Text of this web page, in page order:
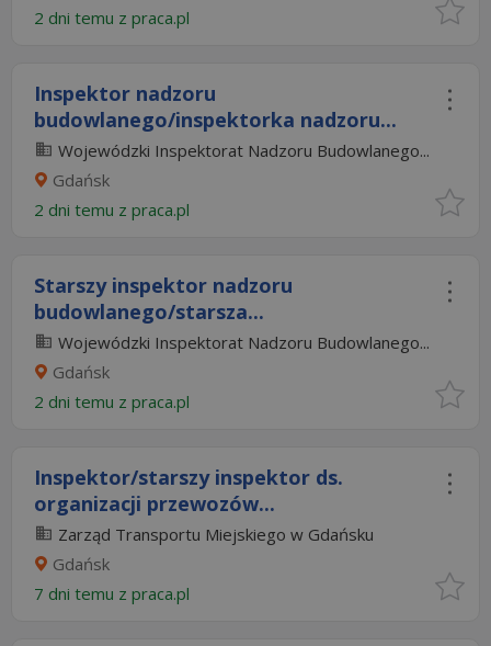
2 dni temu z praca.pl
Inspektor nadzoru
budowlanego/inspektorka nadzoru...
Wojewódzki Inspektorat Nadzoru Budowlanego...
Gdańsk
2 dni temu z praca.pl
Starszy inspektor nadzoru
budowlanego/starsza...
Wojewódzki Inspektorat Nadzoru Budowlanego...
Gdańsk
2 dni temu z praca.pl
Inspektor/starszy inspektor ds.
organizacji przewozów...
Zarząd Transportu Miejskiego w Gdańsku
Gdańsk
7 dni temu z praca.pl